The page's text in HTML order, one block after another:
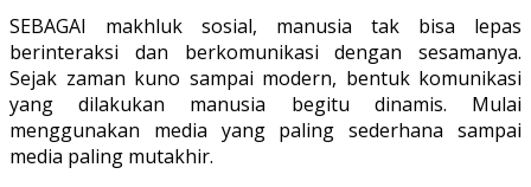
SEBAGAI makhluk sosial, manusia tak bisa lepas
berinteraksi dan berkomunikasi dengan sesamanya.
Sejak zaman kuno sampai modern, bentuk komunikasi
yang dilakukan manusia begitu dinamis. Mulai
menggunakan media yang paling sederhana sampai
media paling mutakhir.